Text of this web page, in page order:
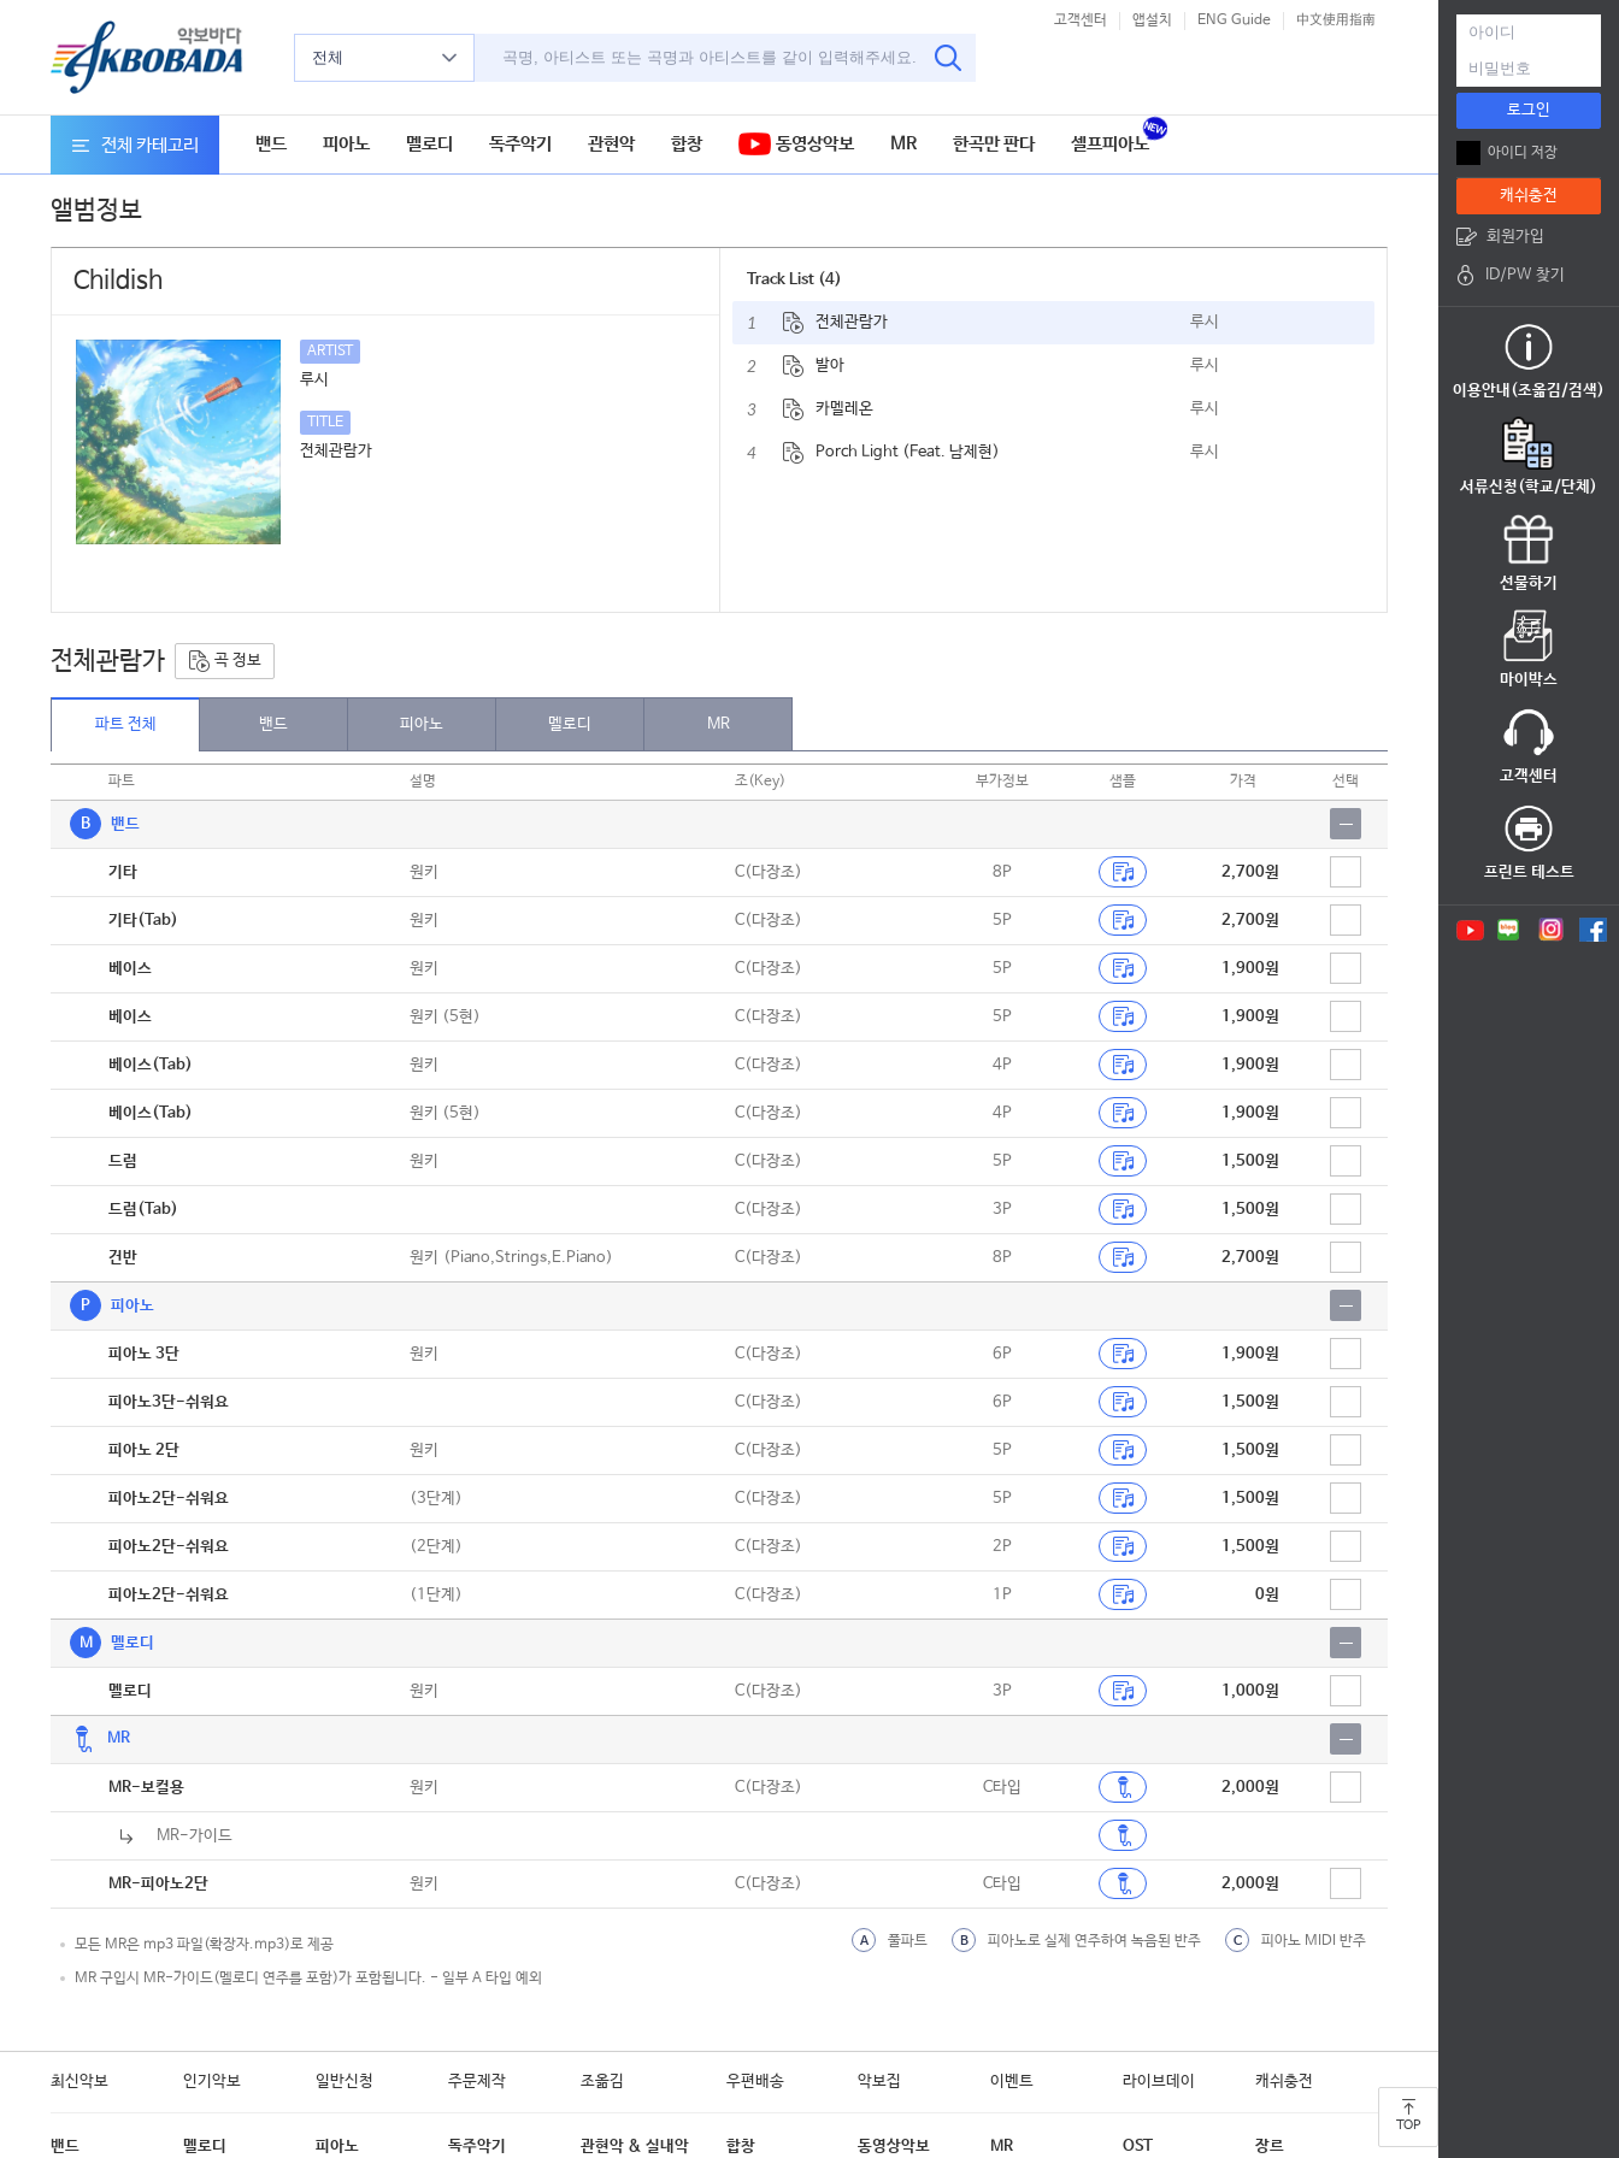
전체
고객센터 앱설치 ENG Guide 中文使用指南
전체 카테고리 밴드 피아노 멜로디 독주악기 관현악 합창 동영상악보 MR 한곡만 판다 셀프피아노
앨범정보
Childish
ARTIST
루시
TITLE
전체관람가
Track List (4)
1 전체관람가 루시
2 발아 루시
3 카멜레온 루시
4 Porch Light (Feat. 남제현) 루시
전체관람가 곡 정보
파트 전체 밴드 피아노 멜로디 MR
파트 설명 조(Key) 부가정보 샘플 가격 선택
B 밴드
기타 원키 C(다장조) 8P 2,700원
기타(Tab) 원키 C(다장조) 5P 2,700원
베이스 원키 C(다장조) 5P 1,900원
베이스 원키 (5현) C(다장조) 5P 1,900원
베이스(Tab) 원키 C(다장조) 4P 1,900원
베이스(Tab) 원키 (5현) C(다장조) 4P 1,900원
드럼 원키 C(다장조) 5P 1,500원
드럼(Tab) C(다장조) 3P 1,500원
건반 원키 (Piano,Strings,E.Piano) C(다장조) 8P 2,700원
P 피아노
피아노 3단 원키 C(다장조) 6P 1,900원
피아노3단-쉬워요 C(다장조) 6P 1,500원
피아노 2단 원키 C(다장조) 5P 1,500원
피아노2단-쉬워요 (3단계) C(다장조) 5P 1,500원
피아노2단-쉬워요 (2단계) C(다장조) 2P 1,500원
피아노2단-쉬워요 (1단계) C(다장조) 1P 0원
M 멜로디
멜로디 원키 C(다장조) 3P 1,000원
MR
MR-보컬용 원키 C(다장조) C타입 2,000원
MR-가이드
MR-피아노2단 원키 C(다장조) C타입 2,000원
모든 MR은 mp3 파일(확장자.mp3)로 제공
MR 구입시 MR-가이드(멜로디 연주를 포함)가 포함됩니다. - 일부 A 타입 예외
A 풀파트 B 피아노로 실제 연주하여 녹음된 반주 C 피아노 MIDI 반주
최신악보 인기악보 일반신청 주문제작 조옮김 우편배송 악보집 이벤트 라이브데이 캐쉬충전
밴드 멜로디 피아노 독주악기 관현악 & 실내악 합창 동영상악보 MR OST 장르
로그인
아이디 저장
캐쉬충전
회원가입
ID/PW 찾기
이용안내(조옮김/검색)
서류신청(학교/단체)
선물하기
마이박스
고객센터
프린트 테스트
TOP